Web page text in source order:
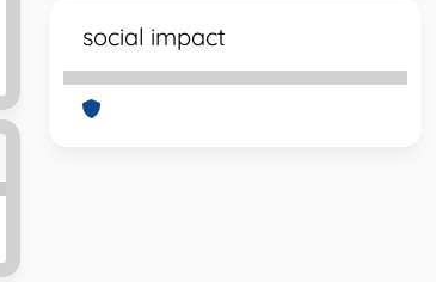
social impact